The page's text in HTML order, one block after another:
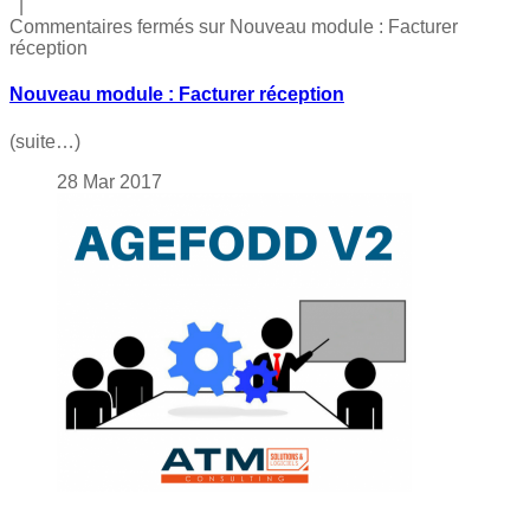
Commentaires fermés sur Nouveau module : Facturer
réception
Nouveau module : Facturer réception
(suite…)
28 Mar 2017